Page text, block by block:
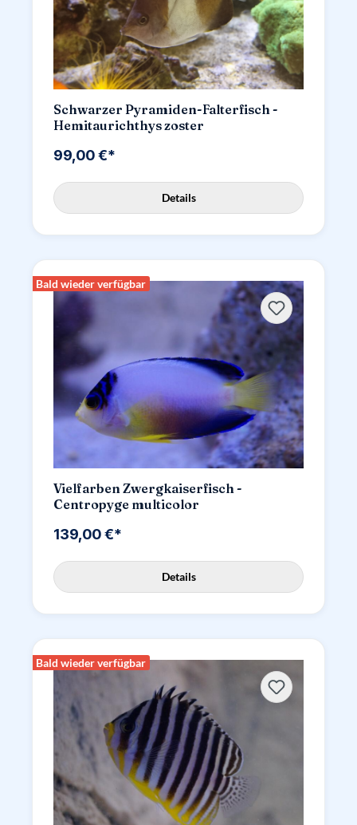
Schwarzer Pyramiden-Falterfisch -
Hemitaurichthys zoster
99,00 €*
Details
Bald wieder verfügbar
Vielfarben Zwergkaiserfisch -
Centropyge multicolor
139,00 €*
Details
Bald wieder verfügbar